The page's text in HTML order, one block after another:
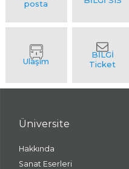
Üniversite
Hakkında
Sanat Eserleri